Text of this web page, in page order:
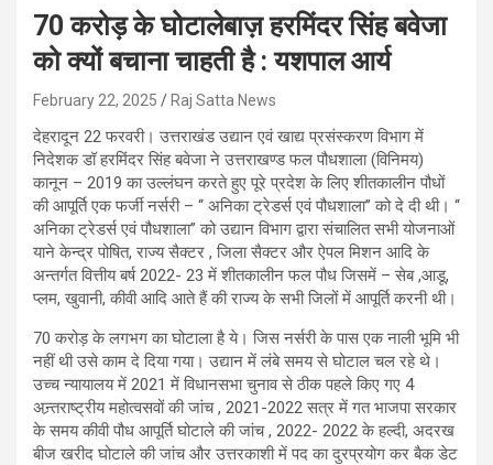
70 करोड़ के घोटालेबाज़ हरमिंदर सिंह बवेजा
को क्यों बचाना चाहती है : यशपाल आर्य
February 22, 2025 Raj Satta News
देहरादून 22 फरवरी। उत्तराखंड उद्यान एवं खाद्य प्रसंस्करण विभाग में
निदेशक डॉ हरमिंदर सिंह बवेजा ने उत्तराखण्ड फल पौधशाला (विनिमय)
कानून – 2019 का उल्लंघन करते हुए पूरे प्रदेश के लिए शीतकालीन पौधों
की आपूर्ति एक फर्जी नर्सरी – ‘‘ अनिका ट्रेडर्स एवं पौधशाला’’ को दे दी थी। ‘‘
अनिका ट्रेडर्स एवं पौधशाला’’ को उद्यान विभाग द्वारा संचालित सभी योजनाओं
याने केन्द्र पोषित, राज्य सैक्टर , जिला सैक्टर और ऐपल मिशन आदि के
अन्तर्गत वित्तीय बर्ष 2022- 23 में शीतकालीन फल पौध जिसमें – सेब ,आडू,
प्लम, खुवानी, कीवी आदि आते हैं की राज्य के सभी जिलों में आपूर्ति करनी थी।
70 करोड़ के लगभग का घोटाला है ये। जिस नर्सरी के पास एक नाली भूमि भी
नहीं थी उसे काम दे दिया गया। उद्यान में लंबे समय से घोटाल चल रहे थे।
उच्च न्यायालय में 2021 में विधानसभा चुनाव से ठीक पहले किए गए 4
अन्र्तराष्ट्रीय महोत्वसवों की जांच , 2021-2022 सत्र में गत भाजपा सरकार
के समय कीवी पौध आपूर्ति घोटाले की जांच , 2022- 2022 के हल्दी, अदरख
बीज खरीद घोटाले की जांच और उत्तरकाशी में पद का दुरप्रयोग कर बैक डेट